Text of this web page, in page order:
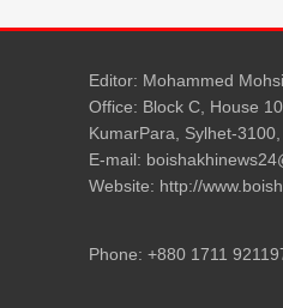
Editor: Mohammed
Office: Block C, House
KumarPara, Sylhet-
E-mail:
Website: http://
Phone: +880 1711